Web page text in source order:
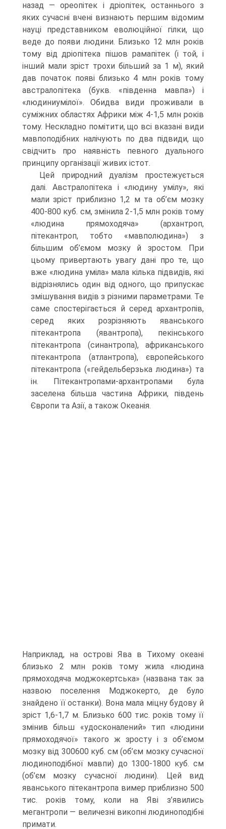
назад — ореопітек і дріопітек, останнього з
яких сучасні вчені визнають першим відомим
науці представником еволюційної гілки, що
веде до появи людини. Близько 12 млн років
тому від дріо­пітека пішов рамапітек (і той, і
інший мали зріст трохи більший за 1 м), який
дав початок появі близько 4 млн років тому
австралопітека (букв. «південна ма­впа») і
«людиниумілої». Обидва види проживали в
суміжних областях Африки між 4-1,5 млн років
тому. Нескладно помітити, що всі вказані види
мавпоподібних налічують по два підвиди, що
свідчить про наявність певного дуального
принципу організації живих істот.
Цей природний дуалізм простежується
далі. Австралопітека і «людину умілу», які
мали зріст приблизно 1,2 м та об’єм мозку
400-800 куб. см, змінила 2-1,5 млн років тому
«людина прямоходяча» (архантроп,
пітекантроп, тобто «мав­полюдина») з
більшим об’ємом мозку й зростом. При
цьому привертають увагу дані про те, що
вже «людина уміла» мала кілька підвидів, які
відрізнялись один від одного, що припускає
змішування видів з різними параметрами. Те
саме спо­стерігається й серед архантропів,
серед яких розрізняють яванського
пітекант­ропа (явантропа), пекінського
пітекантропа (синантропа), африканського
піте­кантропа (атлантропа), європейського
пітекантропа («гейдельберзька людина») та
ін. Пітекантропами-архантропами була
заселена більша частина Африки, пів­день
Європи та Азії, а також Океанія.
Наприклад, на острові Ява в Тихому океані
близько 2 млн років тому жила «людина
прямоходяча моджокертська» (названа так за
назвою поселення Моджокерто, де було
знайдено її останки). Вона мала міцну будову й
зріст 1,6-1,7 м. Близько 600 тис. років тому її
змінив більш «удоскона­лений» тип «людини
прямоходячої» такого ж зросту і з об’ємом
мозку від 300­600 куб. см (об’єм мозку сучасної
людиноподібної мавпи) до 1300-1800 куб. см
(об’єм мозку сучасної людини). Цей вид
яванського пітекантропа вимер при­близно 500
тис. років тому, коли на Яві з’явились
мегантропи — величезні викопні людиноподібні
примати.